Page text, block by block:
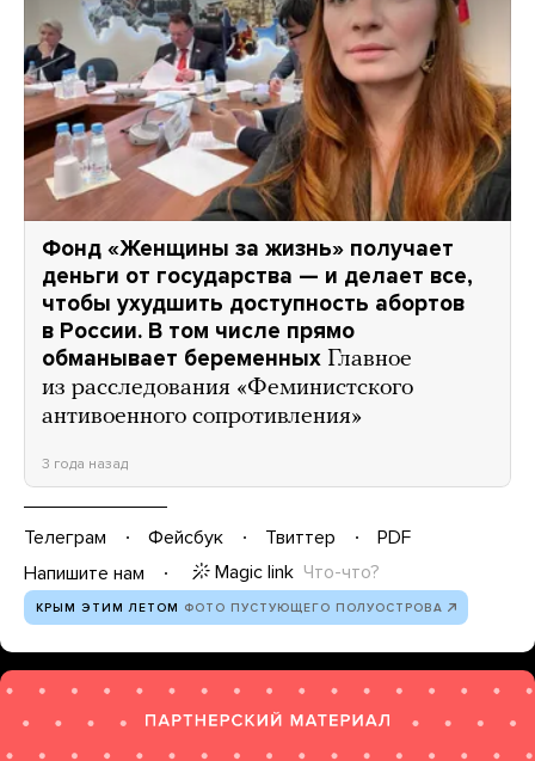
Фонд «Женщины за жизнь» получает
деньги от государства — и делает все,
чтобы ухудшить доступность абортов
в России. В том числе прямо
обманывает беременных Главное
из расследования «Феминистского
антивоенного сопротивления»
3 года назад
Телеграм Фейсбук Твиттер
PDF
Напишите нам
Magic link Что-что?
КРЫМ ЭТИМ ЛЕТОМ ФОТО ПУСТУЮЩЕГО ПОЛУОСТРОВА